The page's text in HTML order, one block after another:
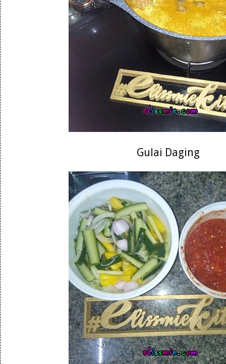
Gulai Daging